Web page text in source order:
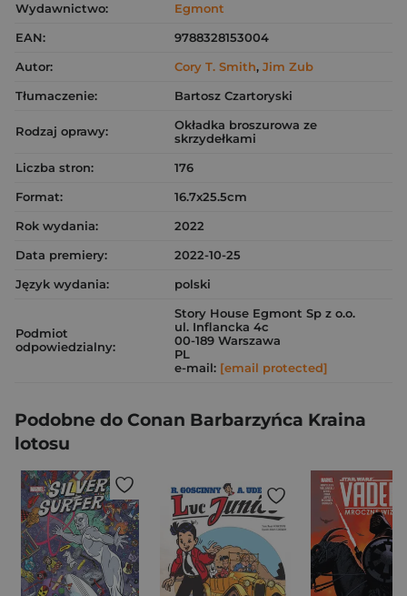
Wydawnictwo:
Egmont
EAN:
9788328153004
Autor:
Cory T. Smith, Jim Zub
Tłumaczenie:
Bartosz Czartoryski
Rodzaj oprawy:
Okładka broszurowa ze
skrzydełkami
Liczba stron:
176
Format:
16.7x25.5cm
Rok wydania:
2022
Data premiery:
2022-10-25
Język wydania:
polski
Podmiot
odpowiedzialny:
Story House Egmont Sp z o.o.
ul. Inflancka 4c
00-189 Warszawa
PL
e-mail: [email protected]
Podobne do Conan Barbarzyńca Kraina
lotosu